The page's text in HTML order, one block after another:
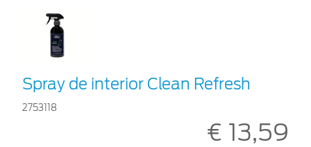
Spray de interior Clean Refresh
2753118
€ 13,59